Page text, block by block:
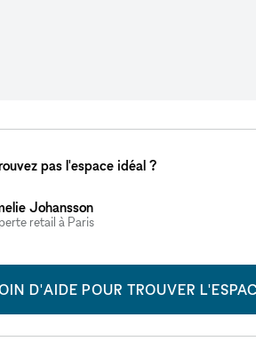
pas l'espace idéal ?
Johansson
retail à Paris
D'AIDE POUR TROUVER